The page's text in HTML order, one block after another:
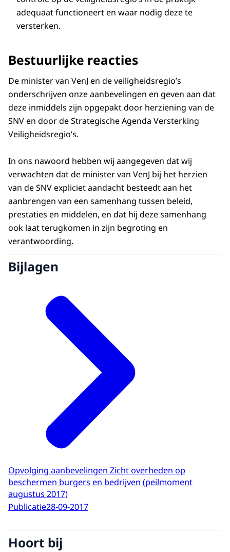
adequaat functioneert en waar nodig deze te
versterken.
Bestuurlijke reacties
De minister van VenJ en de veiligheidsregio’s
onderschrijven onze aanbevelingen en geven aan dat
deze inmiddels zijn opgepakt door herziening van de
SNV en door de Strategische Agenda Versterking
Veiligheidsregio’s.
In ons nawoord hebben wij aangegeven dat wij
verwachten dat de minister van VenJ bij het herzien
van de SNV expliciet aandacht besteedt aan het
aanbrengen van een samenhang tussen beleid,
prestaties en middelen, en dat hij deze samenhang
ook laat terugkomen in zijn begroting en
verantwoording.
Bijlagen
Opvolging aanbevelingen Zicht overheden op
beschermen burgers en bedrijven (peilmoment
augustus 2017)
Publicatie28-09-2017
Hoort bij